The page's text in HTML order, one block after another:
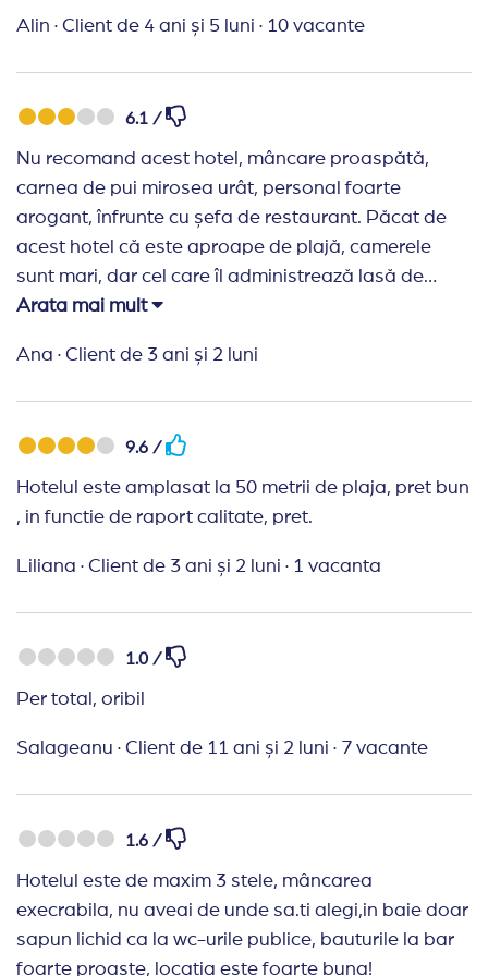
Mâncarea bună, diversificată, aveai de unde alege
fără acid, cafea. Personalul amabil, în special
barmanii din loby, care vorbeau și română. La
recepție ne-am înțeles în engleză. A fost totul
minunat.
Recomand Travelplanner:Au fost rapizi! Totul
minunat. Mulțumesc!
Alin · Client de 4 ani și 5 luni · 10 vacante
6.1 /
Nu recomand acest hotel, mâncare proaspătă,
carnea de pui mirosea urât, personal foarte
arogant, înfrunte cu șefa de restaurant. Păcat de
acest hotel că este aproape de plajă, camerele
sunt mari, dar cel care îl administrează lasă de
dorit, mai bine să se lase de meserie.
Arata mai mult
Ana · Client de 3 ani și 2 luni
9.6 /
Hotelul este amplasat la 50 metrii de plaja, pret bun
, in functie de raport calitate, pret.
Liliana · Client de 3 ani și 2 luni · 1 vacanta
1.0 /
Per total, oribil
Salageanu · Client de 11 ani și 2 luni · 7 vacante
1.6 /
Hotelul este de maxim 3 stele, mâncarea
execrabila, nu aveai de unde sa.ti alegi,in baie doar
sapun lichid ca la wc-urile publice, bauturile la bar
foarte proaste, locatia este foarte buna!